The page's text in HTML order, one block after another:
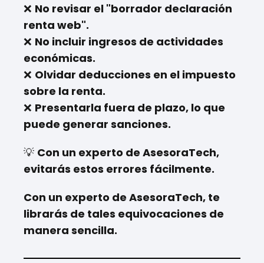
❌ No revisar el "borrador declaración
renta web".
❌ No incluir ingresos de actividades
económicas.
❌ Olvidar deducciones en el impuesto
sobre la renta.
❌ Presentarla fuera de plazo, lo que
puede generar sanciones.
💡 Con un experto de AsesoraTech,
evitarás estos errores fácilmente.
Con un experto de AsesoraTech, te
librarás de tales equivocaciones de
manera sencilla.